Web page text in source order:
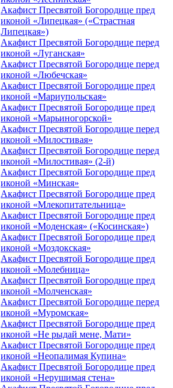
Акафист Пресвятой Богородице пред
иконой «Липецкая» («Страстная
Липецкая»)
Акафист Пресвятой Богородице перед
иконой «Луганская»
Акафист Пресвятой Богородице перед
иконой «Любечская»
Акафист Пресвятой Богородице пред
иконой «Мариупольская»
Акафист Пресвятой Богородице пред
иконой «Марьиногорской»
Акафист Пресвятой Богородице перед
иконой «Милостивая»
Акафист Пресвятой Богородице перед
иконой «Милостивая» (2-й)
Акафист Пресвятой Богородице пред
иконой «Минская»
Акафист Пресвятой Богородице пред
иконой «Млекопитательница»
Акафист Пресвятой Богородице пред
иконой «Моденская» («Косинская»)
Акафист Пресвятой Богородице пред
иконой «Моздокская»
Акафист Пресвятой Богородице пред
иконой «Молебница»
Акафист Пресвятой Богородице пред
иконой «Молченская»
Акафист Пресвятой Богородице перед
иконой «Муромская»
Акафист Пресвятой Богородице пред
иконой «Не рыдай мене, Мати»
Акафист Пресвятой Богородице пред
иконой «Неопалимая Купина»
Акафист Пресвятой Богородице пред
иконой «Нерушимая стена»